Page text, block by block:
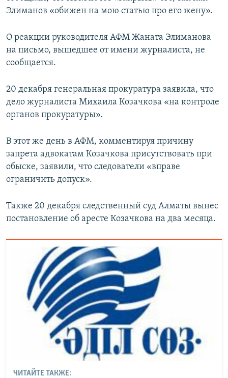
Элиманов «обижен на мою статью про его жену».
О реакции руководителя АФМ Жаната Элиманова
на письмо, вышедшее от имени журналиста, не
сообщается.
20 декабря генеральная прокуратура заявила, что
дело журналиста Михаила Козачкова «на контроле
органов прокуратуры».
В этот же день в АФМ, комментируя причину
запрета адвокатам Козачкова присутствовать при
обыске, заявили, что следователи «вправе
ограничить допуск».
Также 20 декабря следственный суд Алматы вынес
постановление об аресте Козачкова на два месяца.
ЧИТАЙТЕ ТАКЖЕ: